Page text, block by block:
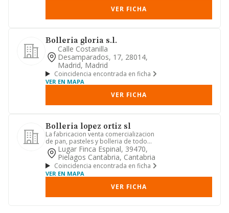
VER FICHA
Bolleria gloria s.l.
Calle Costanilla
Desamparados, 17, 28014,
Madrid, Madrid
Coincidencia encontrada en ficha
VER EN MAPA
VER FICHA
Bolleria lopez ortiz sl
La fabricacion venta comercializacion
de pan, pasteles y bolleria de todo
tipo. actividades inmobil...
Lugar Finca Espinal, 39470,
Pielagos Cantabria, Cantabria
Coincidencia encontrada en ficha
VER EN MAPA
VER FICHA